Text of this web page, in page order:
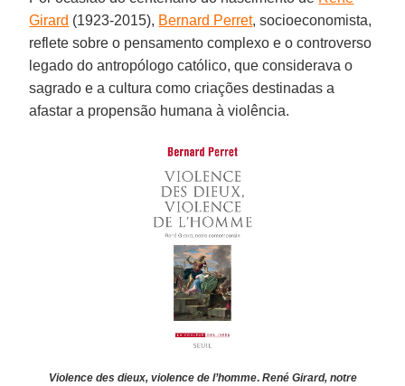
Girard (1923-2015), Bernard Perret, socioeconomista,
reflete sobre o pensamento complexo e o controverso
legado do antropólogo católico, que considerava o
sagrado e a cultura como criações destinadas a
afastar a propensão humana à violência.
Violence des dieux, violence de l’homme. René Girard, notre